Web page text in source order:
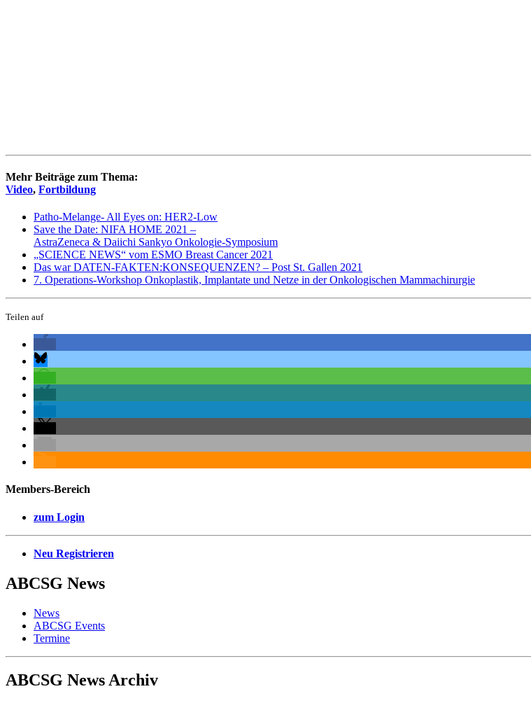
Mehr Beiträge zum Thema:
Video, Fortbildung
Patho-Melange- All Eyes on: HER2-Low
Save the Date: NIFA HOME 2021 –
AstraZeneca & Daiichi Sankyo Onkologie-Symposium
„SCIENCE NEWS“ vom ESMO Breast Cancer 2021
Das war DATEN-FAKTEN:KONSEQUENZEN? – Post St. Gallen 2021
7. Operations-Workshop Onkoplastik, Implantate und Netze in der Onkologischen Mammachirurgie
Teilen auf
Members-Bereich
zum Login
Neu Registrieren
ABCSG News
News
ABCSG Events
Termine
ABCSG News Archiv